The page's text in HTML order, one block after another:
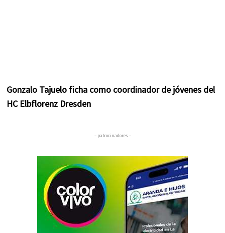
Gonzalo Tajuelo ficha como coordinador de jóvenes del
HC Elbflorenz Dresden
– patrocinadores –